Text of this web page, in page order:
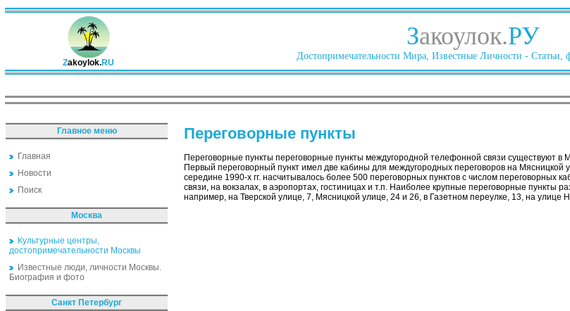
Zakoylok.RU
Закоулок.РУ
Достопримечательности Мира, Известные Личности - Статьи,
Главное меню
Главная
Новости
Поиск
Москва
Культурные центры,
достопримечательности Москвы
Известные люди, личности Москвы.
Биография и фото
Санкт Петербург
Переговорные пункты
Переговорные пункты переговорные пункты междугородной телефонной связи существуют в
Первый переговорный пункт имел две кабины для междугородных переговоров на Мясницкой
середине 1990-х гг. насчитывалось более 500 переговорных пунктов с числом переговорных
связи, на вокзалах, в аэропортах, гостиницах и т.п. Наиболее крупные переговорные
например, на Тверской улице, 7, Мясницкой улице, 24 и 26, в Газетном переулке, 13, на улице